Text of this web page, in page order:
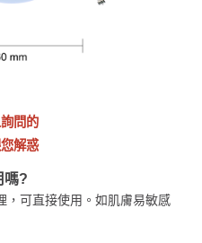
問的
解惑
嗎?
，可直接使用。如肌膚易敏感